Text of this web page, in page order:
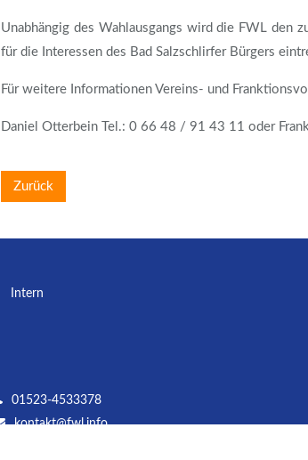
Unabhängig des Wahlausgangs wird die FWL den
für die Interessen des Bad Salzschlirfer Bürgers
Für weitere Informationen Vereins- und
Daniel Otterbein Tel.: 0 66 48 / 91 43 11 oder
Zurück
Intern
01523-4533378
kontakt@fwl.info